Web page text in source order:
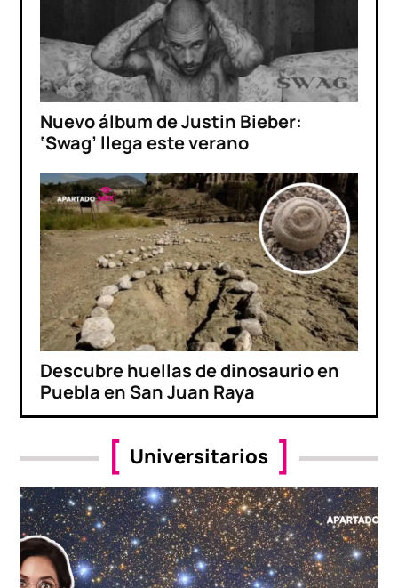
Nuevo álbum de Justin Bieber:
‘Swag’ llega este verano
Descubre huellas de dinosaurio en
Puebla en San Juan Raya
Universitarios